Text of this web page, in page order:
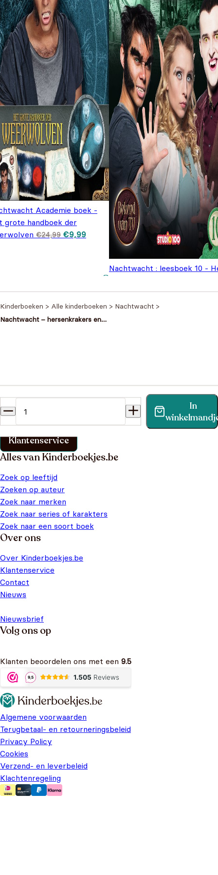
Academie boek -
grote handboek der
€24,99 Oorspronkelijke
prijs was:
€9,99Huidige
prijs is:
Nachtwacht : leesboek 10 -
Kinderboeken > Alle kinderboeken > Nachtwacht >
Nachtwacht – hersenkrakers en
In
Vind binnen no-time antwoord op je vraag op onze
klantenservice pagina.
Klantenservice
Alles van Kinderboekjes.be
Zoek op leeftijd
Zoeken op auteur
Zoek naar merken
Zoek naar series of karakters
Zoek naar een soort boek
Over ons
Over Kinderboekjes.be
Klantenservice
Contact
Nieuws
Nieuwsbrief
Volg ons op
Klanten beoordelen ons met een 9.5
Algemene voorwaarden
Terugbetaal- en retourneringsbeleid
Privacy Policy
Cookies
Verzend- en leverbeleid
Klachtenregeling